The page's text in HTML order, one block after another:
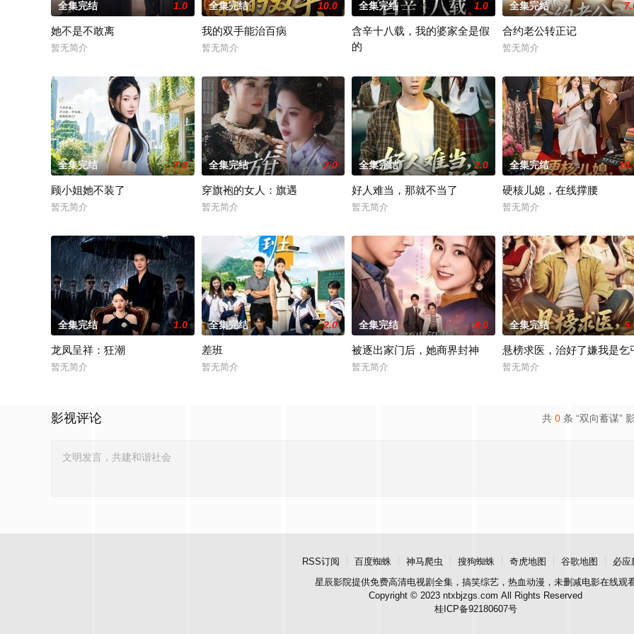
全集完结 1.0
她不是不敢离
暂无简介
全集完结 10.0
我的双手能治百病
暂无简介
全集完结 1.0
含辛十八载，我的婆家全是假
的
全集完结
合约老公转正记
暂无简介
全集完结 7.0
顾小姐她不装了
暂无简介
全集完结 2.0
穿旗袍的女人：旗遇
暂无简介
全集完结 2.0
好人难当，那就不当了
暂无简介
全集完结
硬核儿媳，在线撑腰
暂无简介
全集完结 1.0
龙凤呈祥：狂潮
暂无简介
全集完结 2.0
差班
暂无简介
全集完结 8.0
被逐出家门后，她商界封神
暂无简介
全集完结
悬榜求医，治好了嫌我是乞
暂无简介
共 0 条 “双向蓄谋”
影视评论
RSS订阅 百度蜘蛛 神马爬虫 搜狗蜘蛛 奇虎地图 谷歌地图
必应
星辰影院提供免费高清电视剧全集，搞笑综艺，热血动漫，未删减电影在线观
Copyright © 2023 ntxbjzgs.com All Rights Reserved
桂ICP备92180607号